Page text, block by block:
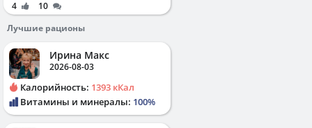
4
10
Лучшие рационы
Ирина Макс
2026-08-03
Калорийность: 1393 кКал
Витамины и минералы: 100%